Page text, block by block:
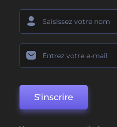
S'inscrire